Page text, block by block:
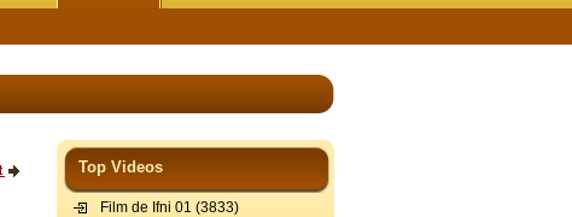
Top Videos
Film de Ifni 01 (3833)